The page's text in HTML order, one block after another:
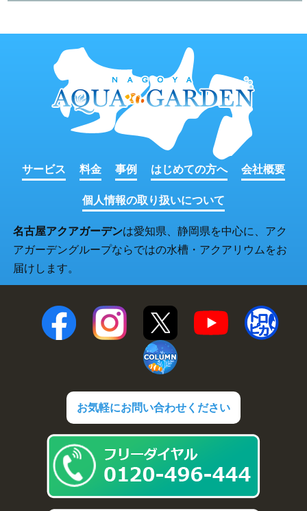
サービス 料金 事例 はじめての方へ 会社概要
個人情報の取り扱いについて
名古屋アクアガーデンは愛知県、静岡県を中心に、アク
アガーデングループならではの水槽・アクアリウムをお
届けします。
お気軽にお問い合わせください